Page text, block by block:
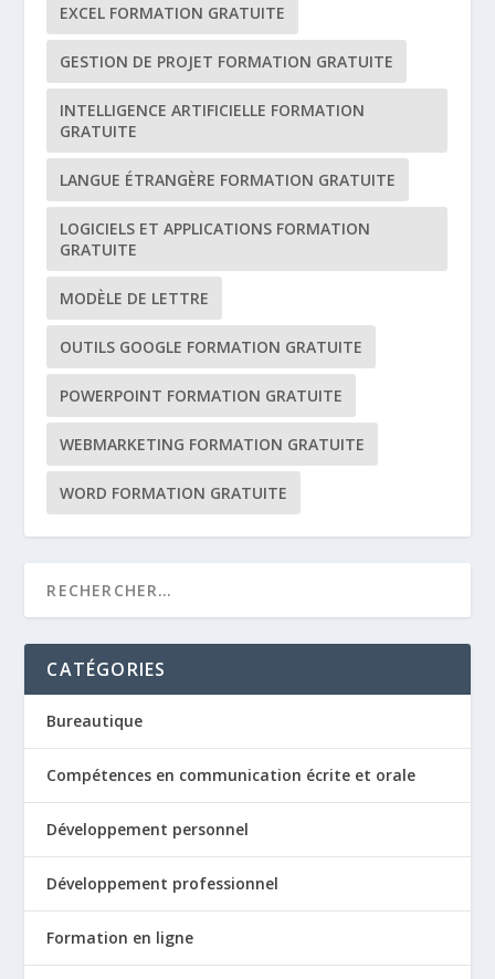
EXCEL FORMATION GRATUITE
GESTION DE PROJET FORMATION GRATUITE
INTELLIGENCE ARTIFICIELLE FORMATION
GRATUITE
LANGUE ÉTRANGÈRE FORMATION GRATUITE
LOGICIELS ET APPLICATIONS FORMATION
GRATUITE
MODÈLE DE LETTRE
OUTILS GOOGLE FORMATION GRATUITE
POWERPOINT FORMATION GRATUITE
WEBMARKETING FORMATION GRATUITE
WORD FORMATION GRATUITE
CATÉGORIES
Bureautique
Compétences en communication écrite et orale
Développement personnel
Développement professionnel
Formation en ligne